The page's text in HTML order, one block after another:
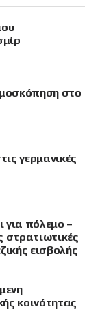
στο
γερμανικές
για πόλεμο –
στρατιωτικές
εισβολής
κοινότητας